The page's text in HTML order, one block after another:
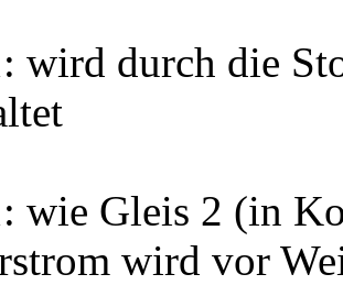
wird durch die
wie Gleis 2 (in
wird vor